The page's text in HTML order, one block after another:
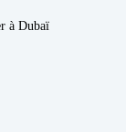
à Dubaï